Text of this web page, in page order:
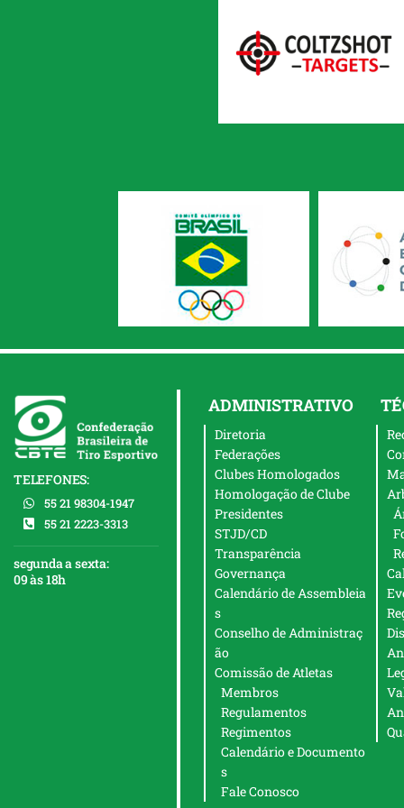
TELEFONES:
55 21 98304-1947
55 21 2223-3313
segunda a sexta:
09 às 18h
ADMINISTRATIVO
Diretoria
Federações
Clubes Homologados
Homologação de Clube
Presidentes
STJD/CD
Transparência
Governança
Calendário de Assembleia
s
Conselho de Administraç
ão
Comissão de Atletas
Membros
Regulamentos
Regimentos
Calendário e Documento
s
Fale Conosco